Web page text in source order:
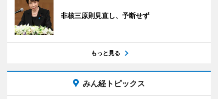
非核三原則見直し、予断せず
もっと見る
みん経トピックス